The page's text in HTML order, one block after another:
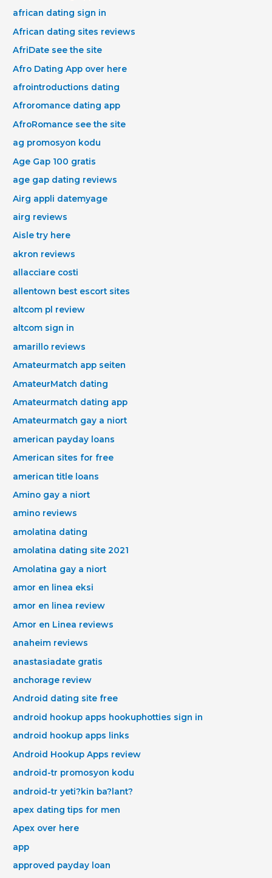
african dating sign in
African dating sites reviews
AfriDate see the site
Afro Dating App over here
afrointroductions dating
Afroromance dating app
AfroRomance see the site
ag promosyon kodu
Age Gap 100 gratis
age gap dating reviews
Airg appli datemyage
airg reviews
Aisle try here
akron reviews
allacciare costi
allentown best escort sites
altcom pl review
altcom sign in
amarillo reviews
Amateurmatch app seiten
AmateurMatch dating
Amateurmatch dating app
Amateurmatch gay a niort
american payday loans
American sites for free
american title loans
Amino gay a niort
amino reviews
amolatina dating
amolatina dating site 2021
Amolatina gay a niort
amor en linea eksi
amor en linea review
Amor en Linea reviews
anaheim reviews
anastasiadate gratis
anchorage review
Android dating site free
android hookup apps hookuphotties sign in
android hookup apps links
Android Hookup Apps review
android-tr promosyon kodu
android-tr yeti?kin ba?lant?
apex dating tips for men
Apex over here
app
approved payday loan